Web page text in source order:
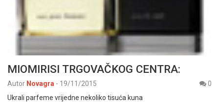
MIOMIRISI TRGOVAČKOG CENTRA:
Autor Novagra - 19/11/2015
0
Ukrali parfeme vrijedne nekoliko tisuća kuna